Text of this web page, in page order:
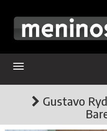
TOGGLE
Gustavo